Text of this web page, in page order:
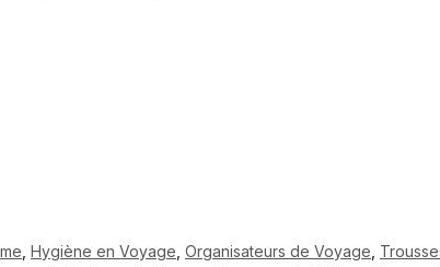
Hygiène en Voyage Organisateurs de Voyage